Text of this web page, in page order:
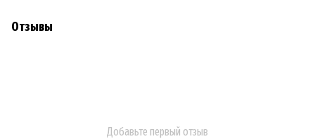
Отзывы
Добавьте первый отзыв